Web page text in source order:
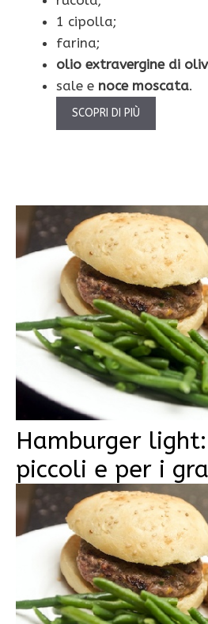
1 cipolla;
farina;
olio extravergine di
sale e noce moscata.
SCOPRI DI PIÙ
Hamburger
piccoli e per i